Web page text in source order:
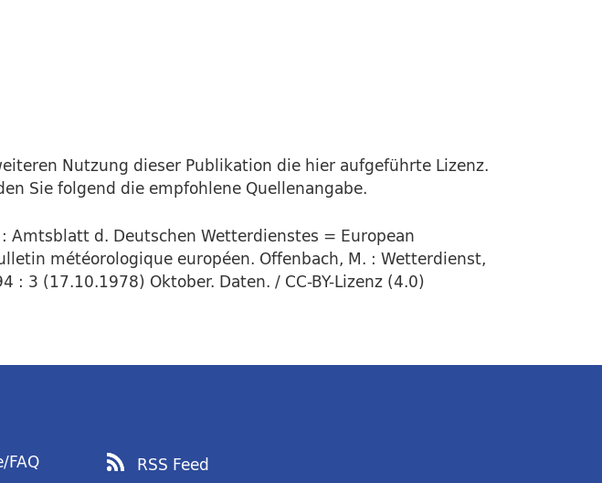
Nutzung dieser Publikation die hier aufgeführte Lizenz.
Sie folgend die empfohlene Quellenangabe.
Amtsblatt d. Deutschen Wetterdienstes = European
météorologique européen. Offenbach, M. : Wetterdienst,
: 3 (17.10.1978) Oktober. Daten. / CC-BY-Lizenz (4.0)
FAQ RSS Feed